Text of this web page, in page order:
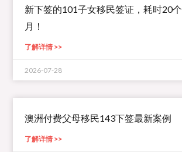
新下签的101子女移民签证，耗时20个
月！
了解详情 >>
2026-07-28
澳洲付费父母移民143下签最新案例
了解详情 >>